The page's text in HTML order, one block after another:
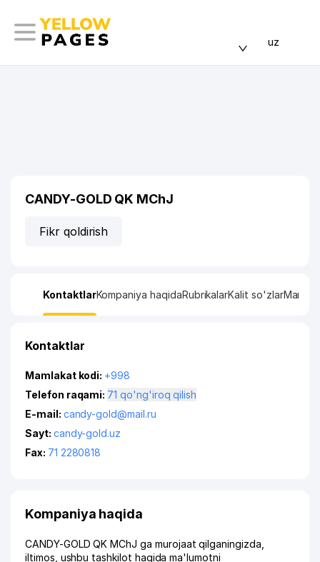
uz
CANDY-GOLD QK MChJ
Fikr qoldirish
KontaktlarKompaniya haqidaRubrikalarKalit so'zlarManzil
Kontaktlar
Mamlakat kodi: +998
Telefon raqami:
71 qo'ng'iroq qilish
E-mail: candy-gold@mail.ru
Sayt: candy-gold.uz
Fax: 71 2280818
Kompaniya haqida
CANDY-GOLD QK MChJ ga murojaat qilganingizda,
iltimos, ushbu tashkilot haqida ma'lumotni